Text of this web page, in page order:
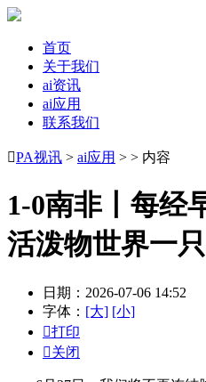
首页
关于我们
ai资讯
ai应用
联系我们
PA视讯 > ai应用 > > 内容
1-0南非丨每经
活泼物世界一
日期：2026-07-06 14:52
字体： [大] [小]
打印
关闭